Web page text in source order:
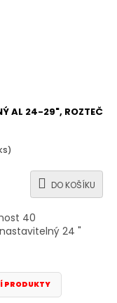
AL 24-29", ROZTEČ
DO KOŠÍKU
40
24 "
PRODUKTY